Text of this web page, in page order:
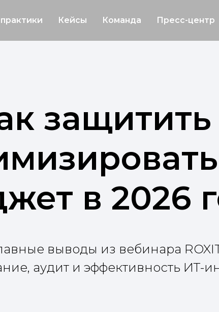
Кейсы Команда Пресс-центр
защитить
в 2026
выводы из вебинара
аудит и эффективность ИТ-